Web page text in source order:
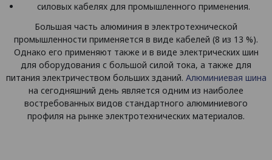
силовых кабелях для промышленного применения.
Большая часть алюминия в электротехнической
промышленности применяется в виде кабелей (8 из 13 %).
Однако его применяют также и в виде электрических шин
для оборудования с большой силой тока, а также для
питания электричеством больших зданий. Алюминиевая шина
на сегодняшний день является одним из наиболее
востребованных видов стандартного алюминиевого
профиля на рынке электротехнических материалов.